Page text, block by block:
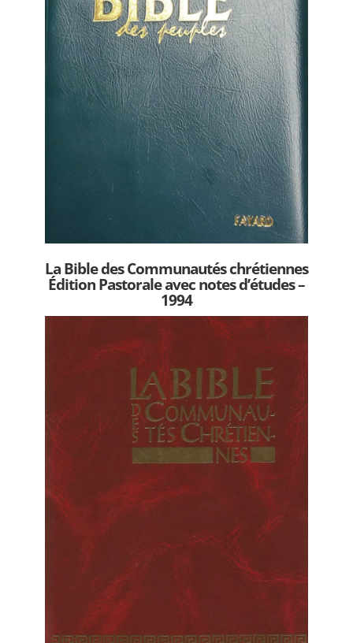
La Bible des Communautés chrétiennes
Édition Pastorale avec notes d’études –
1994